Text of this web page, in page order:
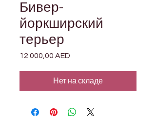
Бивер-
йоркширский
терьер
12 000,00 AED
Нет на складе